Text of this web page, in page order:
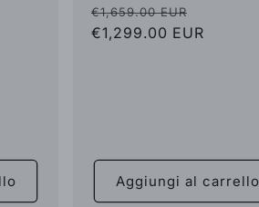
Prezzo
di
€1,659.00 EUR
scontato
€1,299.00 EUR
Aggiungi al carrello